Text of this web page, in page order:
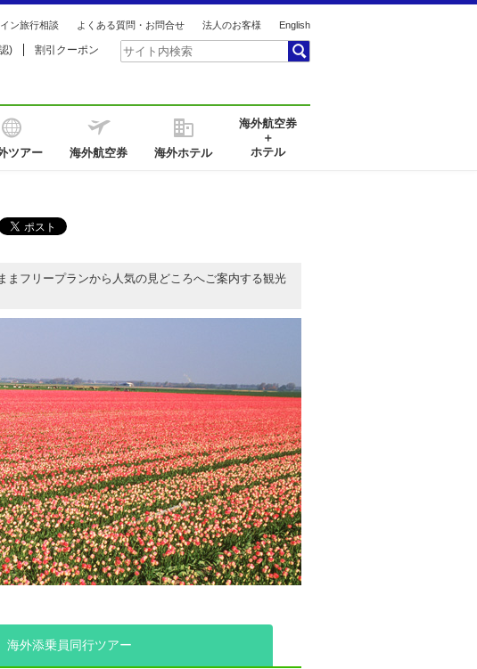
ン旅行相談 よくある質問・お問合せ 法人のお客様 English
) 割引クーポン
ツアー 海外航空券 海外ホテル
海外航空券
＋
ホテル
フリープランから人気の見どころへご案内する観光
海外添乗員同行ツアー